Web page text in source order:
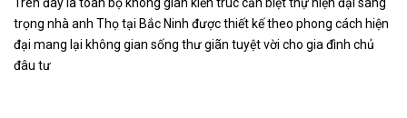
trọng nhà anh Thọ tại Bắc Ninh được thiết kế theo phong cách hiện
đại mang lại không gian sống thư giãn tuyệt vời cho gia đình chủ
đâu tư